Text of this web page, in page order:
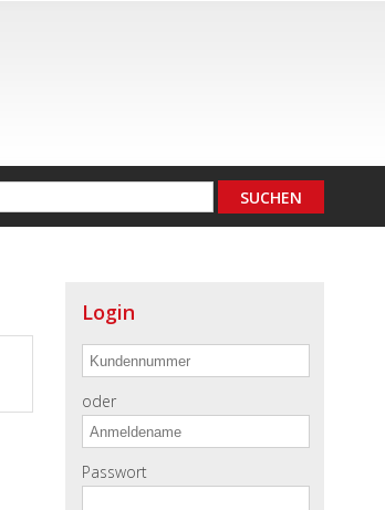
Login
oder
Passwort